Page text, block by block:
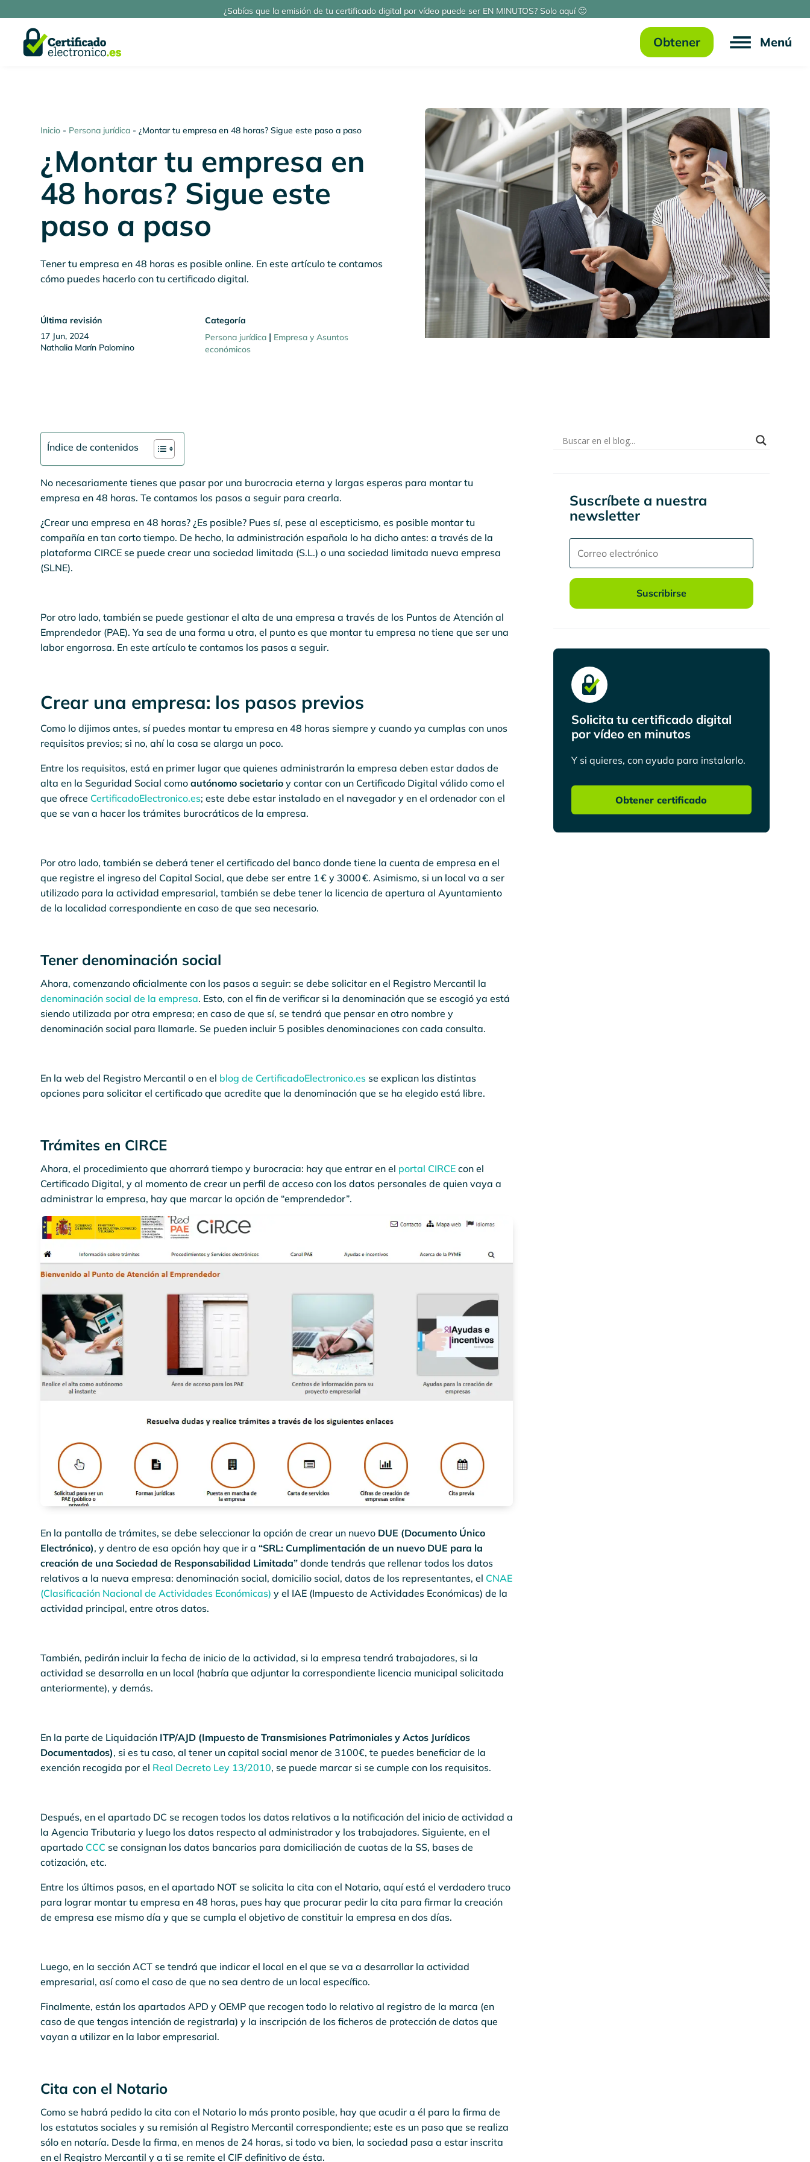
¿Sabías que la emisión de tu certificado digital por vídeo puede ser EN MINUTOS? Solo aquí 🙂
Menú
Obtener
Inicio - Persona jurídica -¿Montar tu empresa en 48 horas? Sigue este paso a paso
¿Montar tu empresa en
48 horas? Sigue este
paso a paso
Tener tu empresa en 48 horas es posible online. En este artículo te contamos
cómo puedes hacerlo con tu certificado digital.
Última revisión
17 Jun, 2024
Nathalia Marín Palomino
Categoría
Persona jurídica | Empresa y Asuntos
económicos
Índice de contenidos
No necesariamente tienes que pasar por una burocracia eterna y largas esperas para montar tu
empresa en 48 horas. Te contamos los pasos a seguir para crearla.
¿Crear una empresa en 48 horas? ¿Es posible? Pues sí, pese al escepticismo, es posible montar tu
compañía en tan corto tiempo. De hecho, la administración española lo ha dicho antes: a través de la
plataforma CIRCE se puede crear una sociedad limitada (S.L.) o una sociedad limitada nueva empresa
(SLNE).
Por otro lado, también se puede gestionar el alta de una empresa a través de los Puntos de Atención al
Emprendedor (PAE). Ya sea de una forma u otra, el punto es que montar tu empresa no tiene que ser una
labor engorrosa. En este artículo te contamos los pasos a seguir.
Crear una empresa: los pasos previos
Como lo dijimos antes, sí puedes montar tu empresa en 48 horas siempre y cuando ya cumplas con unos
requisitos previos; si no, ahí la cosa se alarga un poco.
Entre los requisitos, está en primer lugar que quienes administrarán la empresa deben estar dados de
alta en la Seguridad Social comoautónomo societario y contar con un Certificado Digital válido como el
que ofrece CertificadoElectronico.es; este debe estar instalado en el navegador y en el ordenador con el
que se van a hacer los trámites burocráticos de la empresa.
Por otro lado, también se deberá tener el certificado del banco donde tiene la cuenta de empresa en el
que registre el ingreso del Capital Social, que debe ser entre 1 € y 3000 €. Asimismo, si un local va a ser
utilizado para la actividad empresarial, también se debe tener la licencia de apertura al Ayuntamiento
de la localidad correspondiente en caso de que sea necesario.
Tener denominación social
Ahora, comenzando oficialmente con los pasos a seguir: se debe solicitar en el Registro Mercantil la
denominación social de la empresa. Esto, con el fin de verificar si la denominación que se escogió ya está
siendo utilizada por otra empresa; en caso de que sí, se tendrá que pensar en otro nombre y
denominación social para llamarle. Se pueden incluir 5 posibles denominaciones con cada consulta.
En la web del Registro Mercantil o en el blog de CertificadoElectronico.es se explican las distintas
opciones para solicitar el certificado que acredite que la denominación que se ha elegido está libre.
Trámites en CIRCE
Ahora, el procedimiento que ahorrará tiempo y burocracia: hay que entrar en el portal CIRCE con el
Certificado Digital, y al momento de crear un perfil de acceso con los datos personales de quien vaya a
administrar la empresa, hay que marcar la opción de “emprendedor”.
En la pantalla de trámites, se debe seleccionar la opción de crear un nuevo DUE (Documento Único
Electrónico), y dentro de esa opción hay que ir a“SRL: Cumplimentación de un nuevo DUE para la
creación de una Sociedad de Responsabilidad Limitada” donde tendrás que rellenar todos los datos
relativos a la nueva empresa: denominación social, domicilio social, datos de los representantes, el CNAE
(Clasificación Nacional de Actividades Económicas) y el IAE (Impuesto de Actividades Económicas) de la
actividad principal, entre otros datos.
También, pedirán incluir la fecha de inicio de la actividad, si la empresa tendrá trabajadores, si la
actividad se desarrolla en un local (habría que adjuntar la correspondiente licencia municipal solicitada
anteriormente), y demás.
En la parte de Liquidación ITP/AJD (Impuesto de Transmisiones Patrimoniales y Actos Jurídicos
Documentados), si es tu caso, al tener un capital social menor de 3100€, te puedes beneficiar de la
exención recogida por el Real Decreto Ley 13/2010, se puede marcar si se cumple con los requisitos.
Después, en el apartado DC se recogen todos los datos relativos a la notificación del inicio de actividad a
la Agencia Tributaria y luego los datos respecto al administrador y los trabajadores. Siguiente, en el
apartado CCC se consignan los datos bancarios para domiciliación de cuotas de la SS, bases de
cotización, etc.
Entre los últimos pasos, en el apartado NOT se solicita la cita con el Notario, aquí está el verdadero truco
para lograr montar tu empresa en 48 horas, pues hay que procurar pedir la cita para firmar la creación
de empresa ese mismo día y que se cumpla el objetivo de constituir la empresa en dos días.
Luego, en la sección ACT se tendrá que indicar el local en el que se va a desarrollar la actividad
empresarial, así como el caso de que no sea dentro de un local específico.
Finalmente, están los apartados APD y OEMP que recogen todo lo relativo al registro de la marca (en
caso de que tengas intención de registrarla) y la inscripción de los ficheros de protección de datos que
vayan a utilizar en la labor empresarial.
Cita con el Notario
Como se habrá pedido la cita con el Notario lo más pronto posible, hay que acudir a él para la firma de
los estatutos sociales y su remisión al Registro Mercantil correspondiente; este es un paso que se realiza
sólo en notaría. Desde la firma, en menos de 24 horas, si todo va bien, la sociedad pasa a estar inscrita
en el Registro Mercantil y a ti se remite el CIF definitivo de ésta.
Suscríbete a nuestra
newsletter
Suscribirse
Solicita tu certificado digital
por vídeo en minutos
Y si quieres, con ayuda para instalarlo.
Obtener certificado